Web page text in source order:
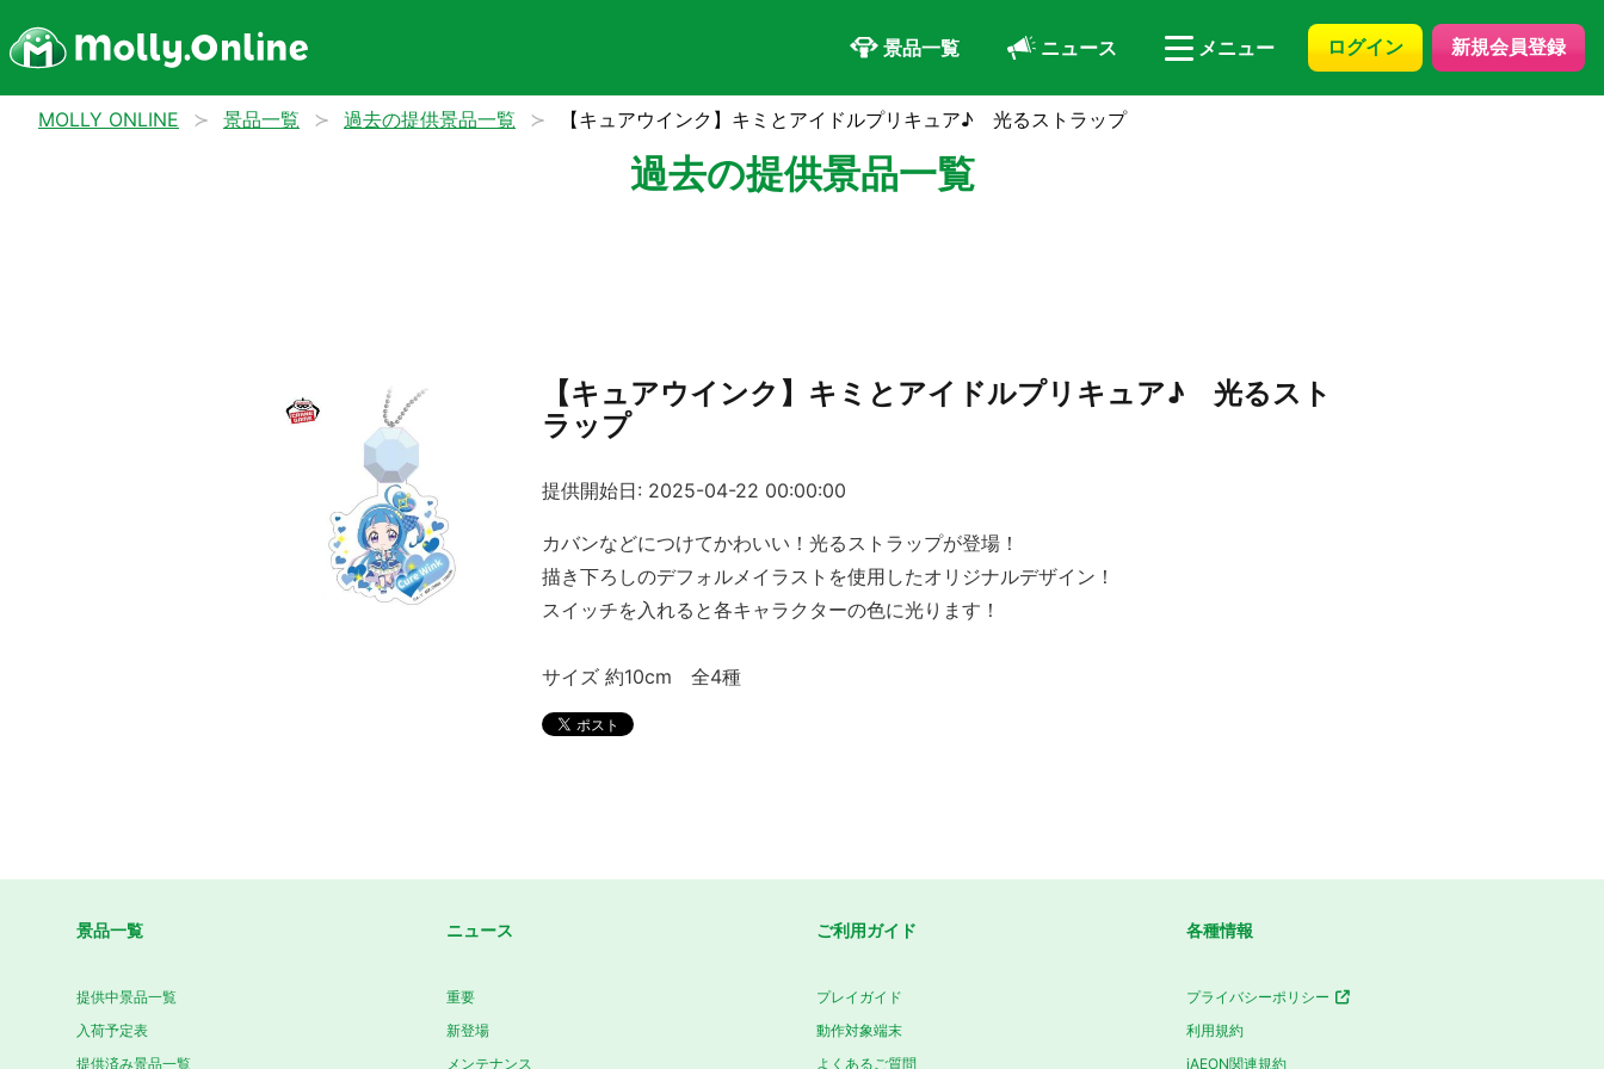
景品一覧 ニュース メニュー ログイン 新規会員登録
MOLLY ONLINE 景品一覧 過去の提供景品一覧 【キュアウインク】キミとアイドルプリキュア♪ 光るストラップ
過去の提供景品一覧
【キュアウインク】キミとアイドルプリキュア♪ 光るスト
ラップ
提供開始日: 2025-04-22 00:00:00
カバンなどにつけてかわいい！光るストラップが登場！
描き下ろしのデフォルメイラストを使用したオリジナルデザイン！
スイッチを入れると各キャラクターの色に光ります！
サイズ 約10cm 全4種
景品一覧
提供中景品一覧
入荷予定表
提供済み景品一覧
ニュース
重要
新登場
メンテナンス
ご利用ガイド
プレイガイド
動作対象端末
よくあるご質問
各種情報
プライバシーポリシー
利用規約
iAEON関連規約